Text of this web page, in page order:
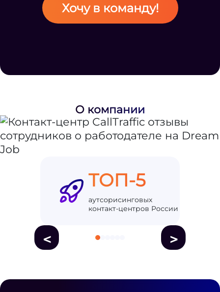
Хочу в команду!
О компании
ТОП-5
аутсорисинговых
контакт-центров России
< >